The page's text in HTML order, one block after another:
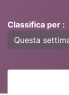
Classifica per :
Questa